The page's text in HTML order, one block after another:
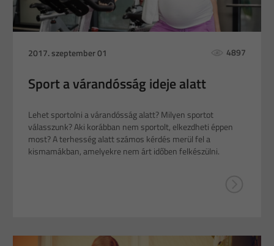
2017. szeptember 01 4897
Sport a várandósság ideje alatt
Lehet sportolni a várandósság alatt? Milyen sportot
válasszunk? Aki korábban nem sportolt, elkezdheti éppen
most? A terhesség alatt számos kérdés merül fel a
kismamákban, amelyekre nem árt időben felkészülni.